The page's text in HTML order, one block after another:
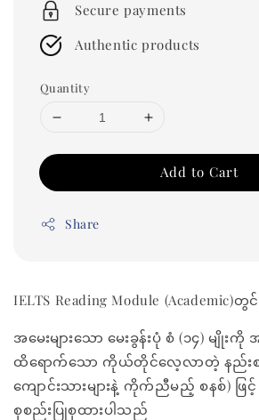
Secure payments
Authentic products
Quantity
Add to Cart
Share
IELTS Reading Module (Academic)တွင်
အမေးများသော မေးခွန်းပုံ စံ (၁၄) မျိုး
ထိရောက်သော ကိုယ်တိုင်လေ့လာတဲ့ နည်းစန
ကျောင်းသားများနဲ့ ကိုက်ညီမည့် စနစ်) ဖြင့်
စုစည်းပြုစုထားပါသည်